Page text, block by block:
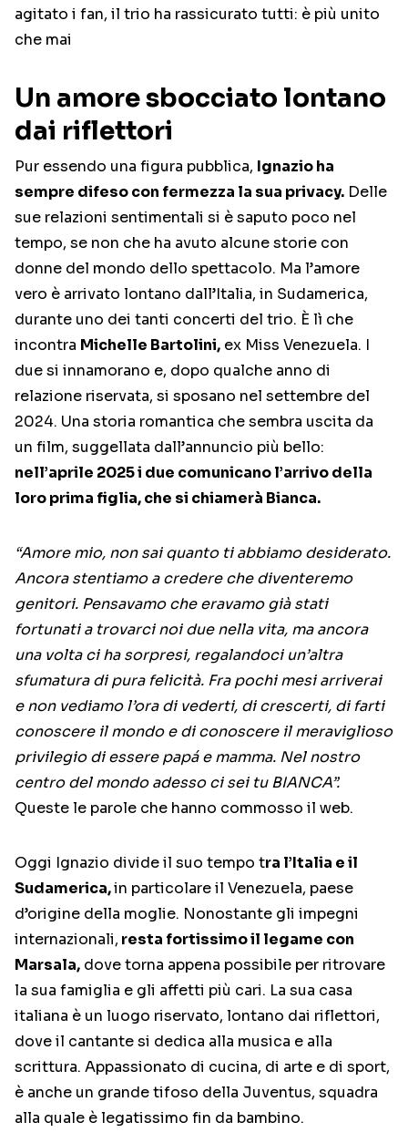
agitato i fan, il trio ha rassicurato tutti: è più unito
che mai
Un amore sbocciato lontano
dai riflettori
Pur essendo una figura pubblica, Ignazio ha
sempre difeso con fermezza la sua privacy. Delle
sue relazioni sentimentali si è saputo poco nel
tempo, se non che ha avuto alcune storie con
donne del mondo dello spettacolo. Ma l’amore
vero è arrivato lontano dall’Italia, in Sudamerica,
durante uno dei tanti concerti del trio. È lì che
incontra Michelle Bartolini, ex Miss Venezuela. I
due si innamorano e, dopo qualche anno di
relazione riservata, si sposano nel settembre del
2024. Una storia romantica che sembra uscita da
un film, suggellata dall’annuncio più bello:
nell’aprile 2025 i due comunicano l’arrivo della
loro prima figlia, che si chiamerà Bianca.
“Amore mio, non sai quanto ti abbiamo desiderato.
Ancora stentiamo a credere che diventeremo
genitori. Pensavamo che eravamo già stati
fortunati a trovarci noi due nella vita, ma ancora
una volta ci ha sorpresi, regalandoci un’altra
sfumatura di pura felicità. Fra pochi mesi arriverai
e non vediamo l’ora di vederti, di crescerti, di farti
conoscere il mondo e di conoscere il meraviglioso
privilegio di essere papá e mamma. Nel nostro
centro del mondo adesso ci sei tu BIANCA”.
Queste le parole che hanno commosso il web.
Oggi Ignazio divide il suo tempo tra l’Italia e il
Sudamerica,in particolare il Venezuela, paese
d’origine della moglie. Nonostante gli impegni
internazionali, resta fortissimo il legame con
Marsala, dove torna appena possibile per ritrovare
la sua famiglia e gli affetti più cari. La sua casa
italiana è un luogo riservato, lontano dai riflettori,
dove il cantante si dedica alla musica e alla
scrittura. Appassionato di cucina, di arte e di sport,
è anche un grande tifoso della Juventus, squadra
alla quale è legatissimo fin da bambino.